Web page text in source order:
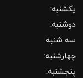
یکشنبه:
دوشنبه:
سه شنبه:
چهارشنبه:
پنجشنبه: